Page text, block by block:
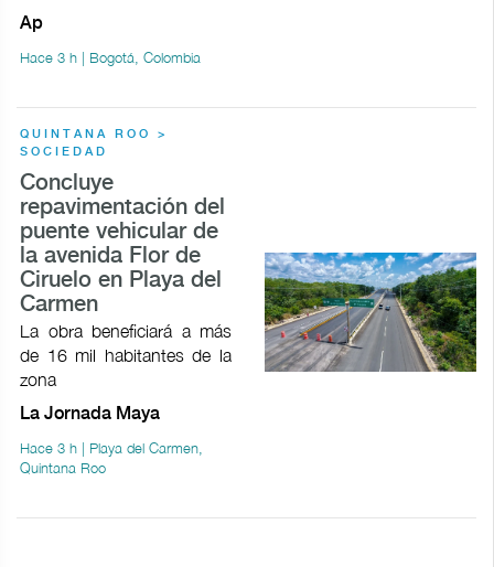
Ap
Hace 3 h | Bogotá, Colombia
QUINTANA ROO >
SOCIEDAD
Concluye
repavimentación del
puente vehicular de
la avenida Flor de
Ciruelo en Playa del
Carmen
La obra beneficiará a más
de 16 mil habitantes de la
zona
La Jornada Maya
Hace 3 h | Playa del Carmen,
Quintana Roo